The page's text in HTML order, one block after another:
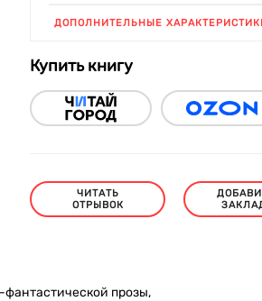
ДОПОЛНИТЕЛЬНЫЕ
Купить книгу
ЧИТАТЬ
ОТРЫВОК
фантастической прозы,